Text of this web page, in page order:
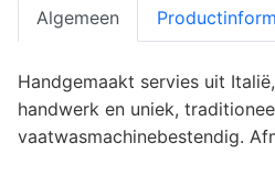
Algemeen
Handgemaakt servies uit
handwerk en uniek,
vaatwasmachinebestendig.